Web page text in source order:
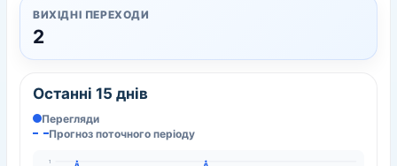
ВИХІДНІ ПЕРЕХОДИ
2
Останні 15 днів
Перегляди
Прогноз поточного періоду
1